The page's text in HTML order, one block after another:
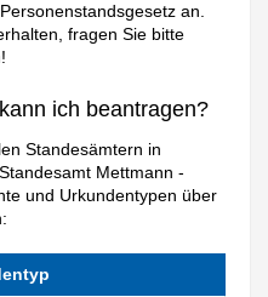
an.
fragen Sie bitte
ich beantragen?
Standesämtern in
Mettmann -
und Urkundentypen über